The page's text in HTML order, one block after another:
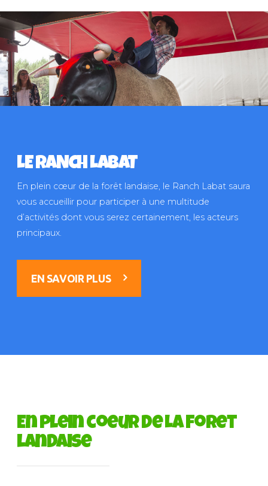
LE RANCH LABAT
En plein cœur de la forêt landaise, le Ranch Labat saura
vous accueillir pour participer à une multitude
d’activités dont vous serez certainement, les acteurs
principaux.
EN SAVOIR PLUS
En plein coeur de La foret
landaise